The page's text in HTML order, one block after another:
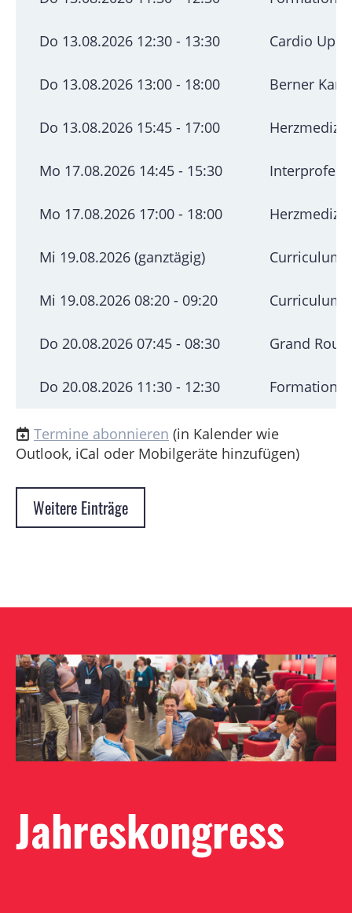
Do 13.08.2026 12:30 - 13:30 Cardio
Do 13.08.2026 13:00 - 18:00 Berner
Do 13.08.2026 15:45 - 17:00
Mo 17.08.2026 14:45 - 15:30
Mo 17.08.2026 17:00 - 18:00
Mi 19.08.2026 (ganztägig) Curriculum
Mi 19.08.2026 08:20 - 09:20 Curriculum
Do 20.08.2026 07:45 - 08:30 Grand
Do 20.08.2026 11:30 - 12:30 Formation
Termine abonnieren (in Kalender wie
Outlook, iCal oder Mobilgeräte hinzufügen)
Weitere Einträge
Jahreskongress